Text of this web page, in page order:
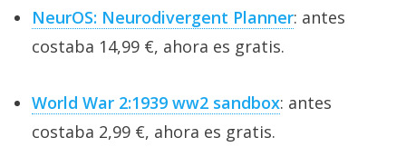
NeurOS: Neurodivergent Planner: antes
costaba 14,99 €, ahora es gratis.
World War 2:1939 ww2 sandbox: antes
costaba 2,99 €, ahora es gratis.